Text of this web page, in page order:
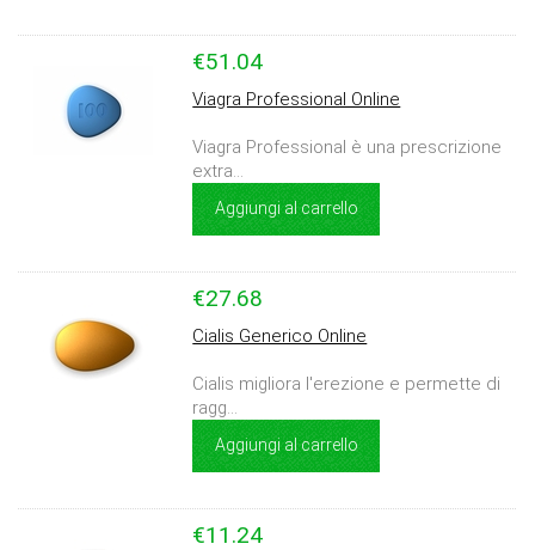
€51.04
Viagra Professional Online
Viagra Professional è una prescrizione
extra...
Aggiungi al carrello
€27.68
Cialis Generico Online
Cialis migliora l'erezione e permette di
ragg...
Aggiungi al carrello
€11.24